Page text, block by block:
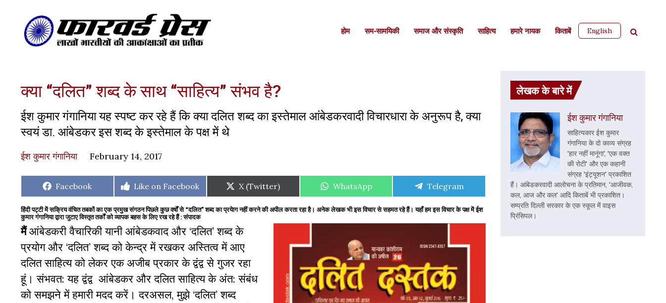
होम सम-सामयिकी समाज और संस्कृति साहित्‍य हमारे नायक किताबें English
क्या “दलित” शब्द के साथ “साहित्य” संभव है?
ईश कुमार गंगानिया यह स्पष्ट कर रहे हैं कि क्या दलित शब्द का इस्तेमाल आंबेडकरवादी विचारधारा के अनुरूप है, क्या
स्वयं डा. आंबेडकर इस शब्द के इस्तेमाल के पक्ष में थे
ईश कुमार गंगानिया February 14, 2017
Share
Facebook
Share
Like on Facebook
Share
on
X (Twitter)
Share
WhatsApp
Share
Telegram
हिंदी पट्टी में सक्रिय वंचित तबकों का एक प्रमुख संगठन पिछले कुछ वर्षों से“दलित” शब्द का प्रयेाग नहीं करने की अपील करता रहा है। अनेक लेखक भी इस विचार से सहमत रहे हैं। यहाँ हम इस विचार के पक्ष में ईश
कुमार गंगानिया द्वारा जुटाए विस्तृत तर्कों को व्यापक बहस के लिए रख रहे हैं : संपादक
मैंआंबेडकरी वैचारिकी यानी आंबेडकवाद और ‘दलित’ शब्‍द के
प्रयोग और ‘दलित’ शब्‍द को केन्‍द्र में रखकर अस्तित्‍व में आए
दलित साहित्‍य को लेकर एक अजीब प्रकार के द्वंद्व से गुजर रहा
हूं। संभवत: यह द्वंद्व आंबेडकर और दलित साहित्‍य के अंत: संबंध
को समझने में हमारी मदद करें। दरअसल, मुझे ‘दलित’ शब्‍द
लेखक के बारे में
ईश कुमार गंगानिया
साहित्यकार ईश कुमार
गंगानिया के दो काव्य संग्रह
'हार नहीं मानूंगा', 'एक वक्त
की रोटी' और एक कहानी
संग्रह 'इंट्यूशन' प्रकाशित
हैं। आंबेडकरवादी आलोचना के प्रतिमान, 'आजीवक,
कल, आज और कल' आदि किताबें भी प्रकाशित।
सम्प्रति दिल्ली सरकार के एक स्कूल में वाइस
प्रिंसिपल।